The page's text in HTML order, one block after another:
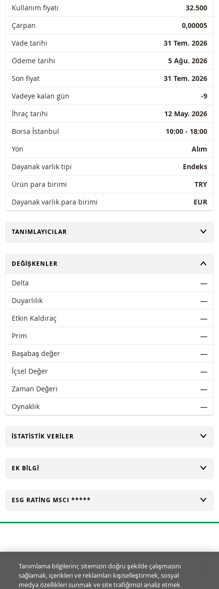
Kullanım fiyatı
32.500
Çarpan
0,00005
Vade tarihi
31 Tem. 2026
Ödeme tarihi
5 Ağu. 2026
Son fiyat
31 Tem. 2026
Vadeye kalan gün
-9
İhraç tarihi
12 May. 2026
Borsa İstanbul
10:00 - 18:00
Yön
Alım
Dayanak varlık tipi
Endeks
Ürün para birimi
TRY
Dayanak varlık para birimi
EUR
AÇ
TANIMLAYICILAR
AÇ
DEĞIŞKENLER
Delta
―
Duyarlılık
―
Etkin Kaldıraç
―
Prim
―
Başabaş değer
―
İçsel Değer
―
Zaman Değeri
―
Oynaklık
―
AÇ
İSTATISTIK VERILER
AÇ
EK BILGI
AÇ
ESG RATING MSCI *****
Tanımlama Bilgisi Ayarları
© BNP Paribas Markets 2026
Tanımlama bilgilerini; sitemizin doğru şekilde çalışmasını
sağlamak, içerikleri ve reklamları kişiselleştirmek, sosyal
medya özellikleri sunmak ve site trafiğimizi analiz etmek